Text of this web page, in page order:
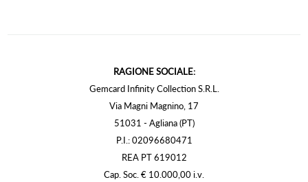
RAGIONE SOCIALE:
Gemcard Infinity Collection S.R.L.
Via Magni Magnino, 17
51031 - Agliana (PT)
P.I.: 02096680471
REA PT 619012
Cap. Soc. € 10.000,00 i.v.